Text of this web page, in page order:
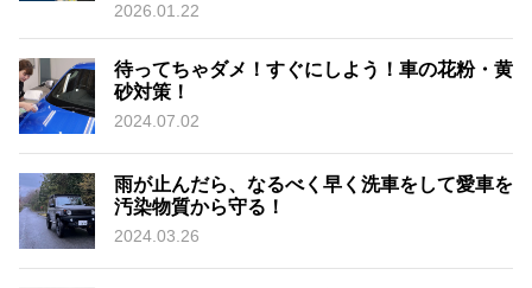
2026.01.22
待ってちゃダメ！すぐにしよう！車の花粉・黄
砂対策！
2024.07.02
雨が止んだら、なるべく早く洗車をして愛車を
汚染物質から守る！
2024.03.26